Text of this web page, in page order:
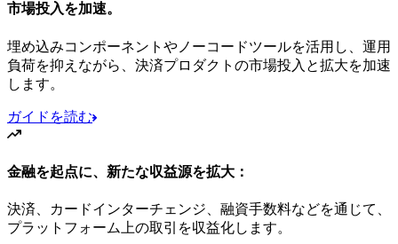
市場投入を加速。
埋め込みコンポーネントやノーコードツールを活用し、運用
負荷を抑えながら、決済プロダクトの市場投入と拡大を加速
します。
ガイドを読む
金融を起点に、新たな収益源を拡大：
決済、カードインターチェンジ、融資手数料などを通じて、
プラットフォーム上の取引を収益化します。